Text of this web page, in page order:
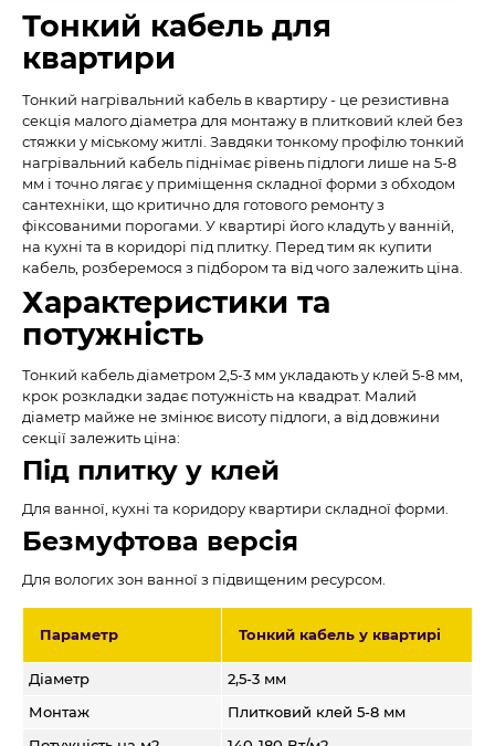
Тонкий кабель для
квартири
Тонкий нагрівальний кабель в квартиру - це резистивна
секція малого діаметра для монтажу в плитковий клей без
стяжки у міському житлі. Завдяки тонкому профілю тонкий
нагрівальний кабель піднімає рівень підлоги лише на 5-8
мм і точно лягає у приміщення складної форми з обходом
сантехніки, що критично для готового ремонту з
фіксованими порогами. У квартирі його кладуть у ванній,
на кухні та в коридорі під плитку. Перед тим як купити
кабель, розберемося з підбором та від чого залежить ціна.
Характеристики та
потужність
Тонкий кабель діаметром 2,5-3 мм укладають у клей 5-8 мм,
крок розкладки задає потужність на квадрат. Малий
діаметр майже не змінює висоту підлоги, а від довжини
секції залежить ціна:
Під плитку у клей
Для ванної, кухні та коридору квартири складної форми.
Безмуфтова версія
Для вологих зон ванної з підвищеним ресурсом.
Параметр Тонкий кабель у квартирі
Діаметр
2,5-3 мм
Монтаж
Плитковий клей 5-8 мм